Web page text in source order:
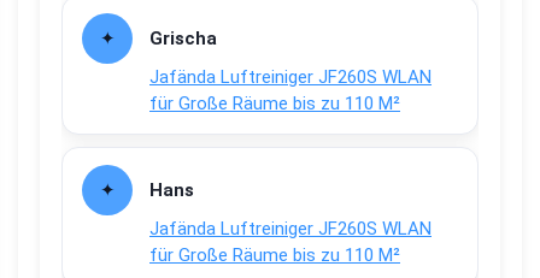
Grischa
Jafända Luftreiniger JF260S WLAN
für Große Räume bis zu 110 M²
Hans
Jafända Luftreiniger JF260S WLAN
für Große Räume bis zu 110 M²